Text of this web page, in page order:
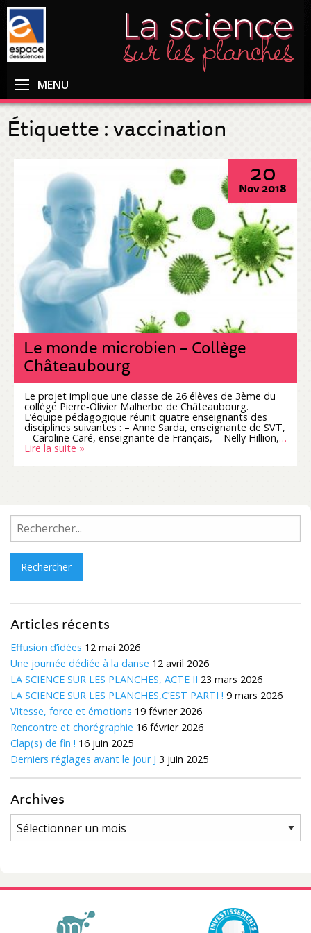
MENU
Étiquette :vaccination
20
Nov 2018
Le monde microbien – Collège
Châteaubourg
Le projet implique une classe de 26 élèves de 3ème du
collège Pierre‐Olivier Malherbe de Châteaubourg.
L’équipe pédagogique réunit quatre enseignants des
disciplines suivantes : – Anne Sarda, enseignante de SVT,
– Caroline Caré, enseignante de Français, – Nelly Hillion,…
Lire la suite »
Rechercher :
Articles récents
Effusion d’idées 12 mai 2026
Une journée dédiée à la danse 12 avril 2026
LA SCIENCE SUR LES PLANCHES, ACTE II 23 mars 2026
LA SCIENCE SUR LES PLANCHES,C’EST PARTI ! 9 mars 2026
Vitesse, force et émotions 19 février 2026
Rencontre et chorégraphie 16 février 2026
Clap(s) de fin ! 16 juin 2025
Derniers réglages avant le jour J 3 juin 2025
Archives
Archives